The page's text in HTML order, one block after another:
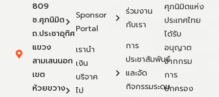
809
ซ.ศุภนิมิต
ถ.ประชาอุทิศ
แขวง
สามเสนนอก
เขต
ห้วยขวาง
Sponsor
Portal
เรานำ
เงิน
บริจาค
ไป
ร่วมงาน
กับเรา
การ
ประชาสัมพันธ์
และจัด
กิจกรรมระดม
ศุภนิมิตแห่ง
ประเทศไทย
ได้รับ
อนุญาต
จากกรม
การ
ปกครอง